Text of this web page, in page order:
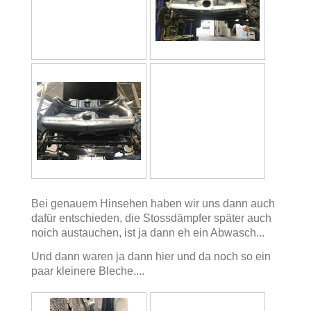
Bei genauem Hinsehen haben wir uns dann auch
dafür entschieden, die Stossdämpfer später auch
noich austauchen, ist ja dann eh ein Abwasch...
Und dann waren ja dann hier und da noch so ein
paar kleinere Bleche....